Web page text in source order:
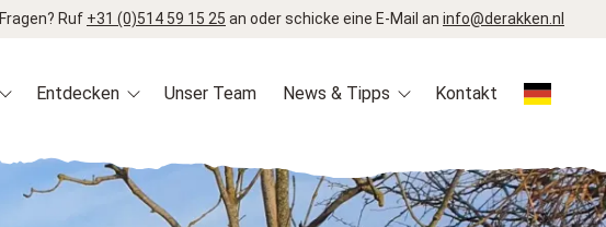
Fragen? Ruf +31 (0)514 59 15 25 an oder schicke eine E-Mail an info@derakken.nl
Entdecken Unser Team News & Tipps Kontakt